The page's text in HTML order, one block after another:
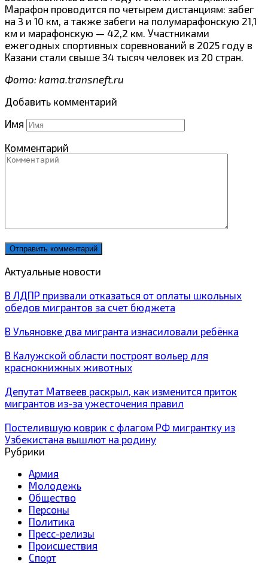
Марафон проводится по четырем дистанциям: забег
на 3 и 10 км, а также забеги на полумарафонскую 21,1
км и марафонскую — 42,2 км. Участниками
ежегодных спортивных соревнований в 2025 году в
Казани стали свыше 34 тысяч человек из 20 стран.
Фото: kama.transneft.ru
Добавить комментарий
Имя
Комментарий
Актуальные новости
В ЛДПР призвали отказаться от оплаты школьных
обедов мигрантов за счет бюджета
В Ульяновке два мигранта изнасиловали ребёнка
В Калужской области построят вольер для
краснокнижных животных
Депутат Матвеев раскрыл, как изменится приток
мигрантов из-за ужесточения правил
Постелившую коврик с флагом РФ мигрантку из
Узбекистана вышлют на родину
Рубрики
Армия
Молодежь
Общество
Персоны
Политика
Пресс-релизы
Происшествия
Спорт